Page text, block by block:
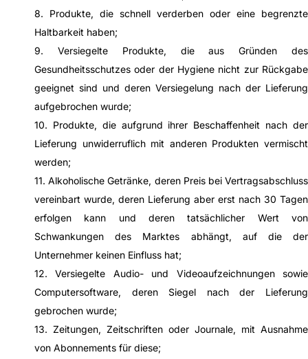
8. Produkte, die schnell verderben oder eine begrenzte
Haltbarkeit haben;
9. Versiegelte Produkte, die aus Gründen des
Gesundheitsschutzes oder der Hygiene nicht zur Rückgabe
geeignet sind und deren Versiegelung nach der Lieferung
aufgebrochen wurde;
10. Produkte, die aufgrund ihrer Beschaffenheit nach der
Lieferung unwiderruflich mit anderen Produkten vermischt
werden;
11. Alkoholische Getränke, deren Preis bei Vertragsabschluss
vereinbart wurde, deren Lieferung aber erst nach 30 Tagen
erfolgen kann und deren tatsächlicher Wert von
Schwankungen des Marktes abhängt, auf die der
Unternehmer keinen Einfluss hat;
12. Versiegelte Audio- und Videoaufzeichnungen sowie
Computersoftware, deren Siegel nach der Lieferung
gebrochen wurde;
13. Zeitungen, Zeitschriften oder Journale, mit Ausnahme
von Abonnements für diese;